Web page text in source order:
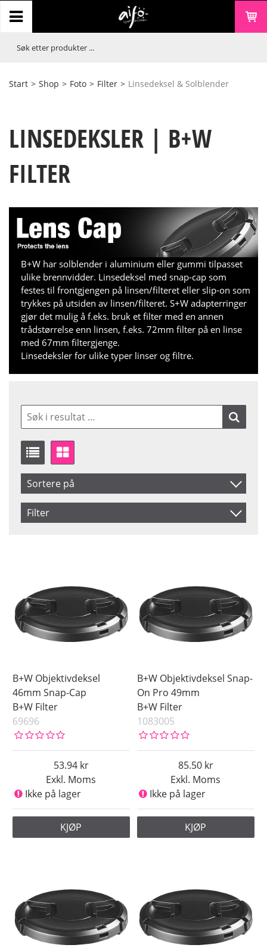
Start > Shop > Foto > Filter > Linsedeksel & Solblender
LINSEDEKSLER | B+W
FILTER
B+W har solblender i aluminium eller gummi tilpasset
ulike brennvidder. Linsedeksel med snap-cap som
festes til frontgjengen på linsen/filteret eller slip-on som
trykkes på utsiden av linsen/filteret. S+W adapterringer
gjør det mulig å f.eks. bruk et filter med en annen
trådstørrelse enn linsen, f.eks. 72mm filter på en linse
med 67mm filtergjenge.
Linsedeksler for ulike typer linser og filtre.
Sortere på
Artikelkod
Filter
B+W Objektivdeksel
46mm Snap-Cap
B+W Filter
69696
Exkl. Moms
53.94
Ikke på lager
KJØP
B+W Objektivdeksel Snap-
On Pro 49mm
B+W Filter
1083005
Exkl. Moms
85.50
Ikke på lager
KJØP